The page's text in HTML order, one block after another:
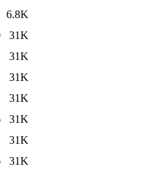
6.8K
31K
31K
31K
31K
31K
31K
31K